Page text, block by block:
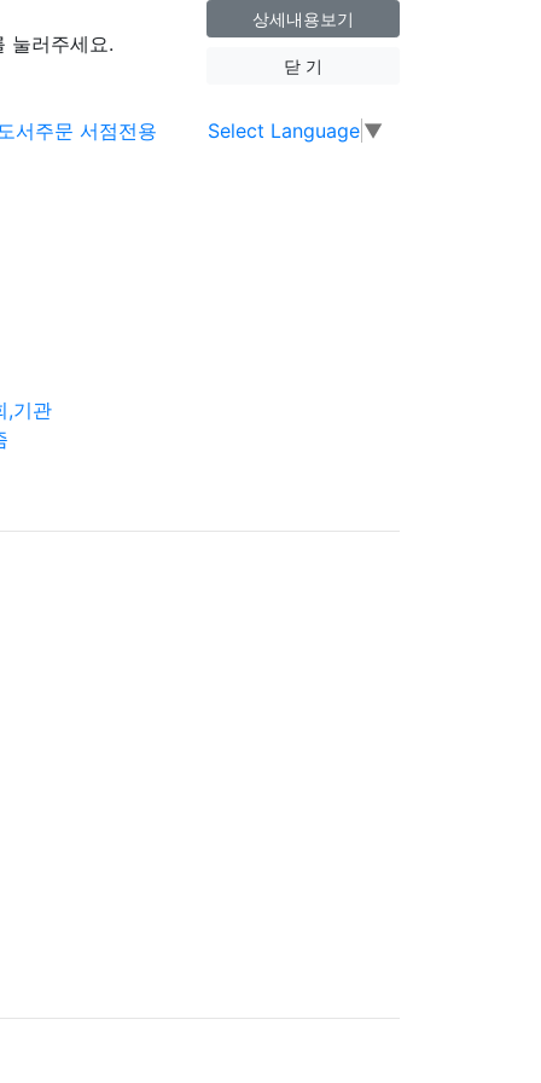
눌러주세요.
상세내용보기
닫 기
Select Language ▼
,기관